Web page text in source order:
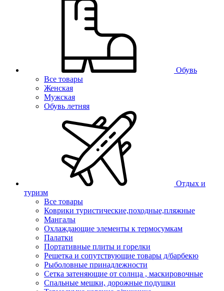
Обувь
Все товары
Женская
Мужская
Обувь летняя
Отдых и
туризм
Все товары
Коврики туристические,походные,пляжные
Мангалы
Охлаждающие элементы к термосумкам
Палатки
Портативные плиты и горелки
Решетка и сопутствующие товары д/барбекю
Рыболовные принадлежности
Сетка затеняющие от солнца , маскировочные
Спальные мешки, дорожные подушки